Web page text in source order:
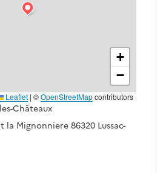
+
−
Leaflet | ©OpenStreetMapcontributors
Châteaux
la Mignonniere 86320 Lussac-